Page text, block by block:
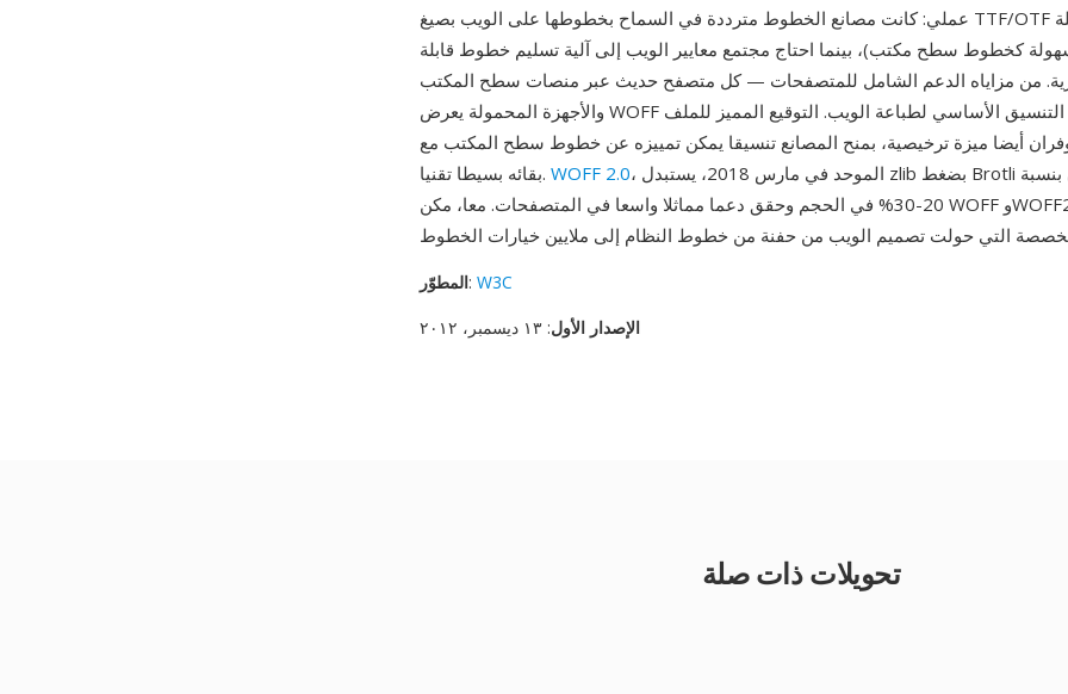
عملي: كانت مصانع الخطوط مترددة في السماح بخطوطها على الويب بصيغ TTF/OTF الخام (القابلة
كخطوط سطح مكتب)، بينما احتاج مجتمع معايير الويب إلى آلية تسليم خطوط قابلة
من مزاياه الدعم الشامل للمتصفحات — كل متصفح حديث عبر منصات سطح المكتب
والأجهزة المحمولة يعرض WOFF أصلا، مما يجعله التنسيق الأساسي لطباعة الويب. التوقيع المميز للملف
توفران أيضا ميزة ترخيصية، بمنح المصانع تنسيقا يمكن تمييزه عن خطوط سطح المكتب مع
بقائه بسيطا تقنيا. WOFF 2.0، الموحد في مارس 2018، يستبدل zlib بضغط Brotli لتقليص إضافي بنسبة
20-30% في الحجم وحقق دعما مماثلا واسعا في المتصفحات. معا، مكن WOFF وWOFF2 ثورة طباعة
المطوّر: W3C
الإصدار الأول: ١٣ ديسمبر، ٢٠١٢
تحويلات ذات صلة